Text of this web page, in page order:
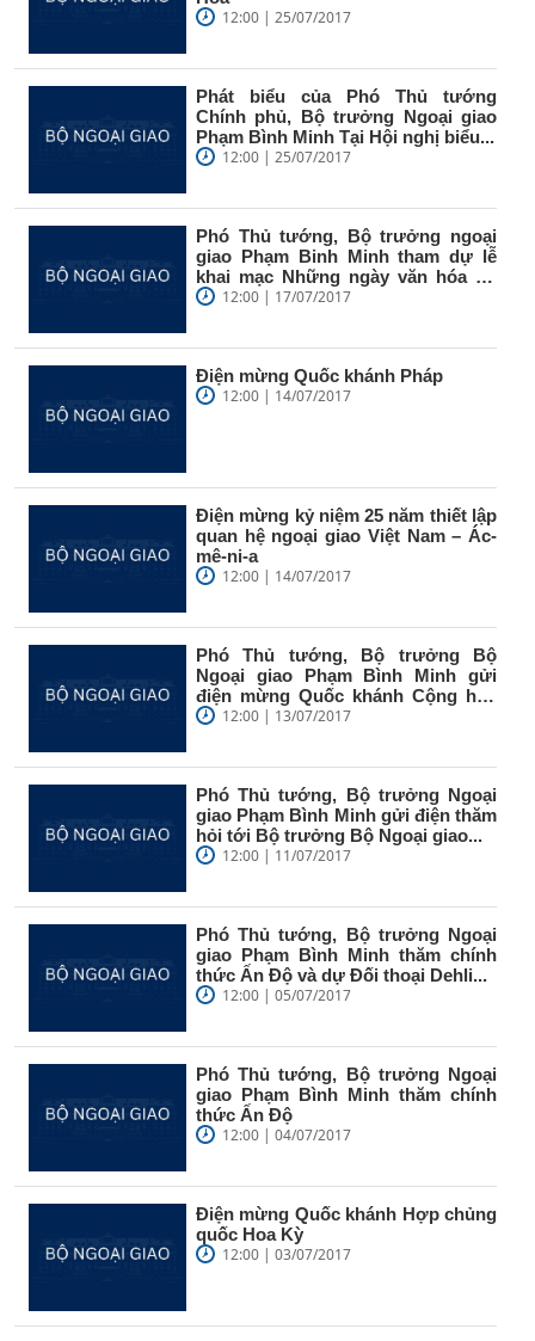
12:00 | 25/07/2017
Phát biểu của Phó Thủ tướng
Chính phủ, Bộ trưởng Ngoại giao
Phạm Bình Minh Tại Hội nghị biểu...
12:00 | 25/07/2017
Phó Thủ tướng, Bộ trưởng ngoại
giao Phạm Binh Minh tham dự lễ
khai mạc Những ngày văn hóa du
lịch...12:00 | 17/07/2017
Điện mừng Quốc khánh Pháp
12:00 | 14/07/2017
Điện mừng kỷ niệm 25 năm thiết lập
quan hệ ngoại giao Việt Nam – Ác-
mê-ni-a
12:00 | 14/07/2017
Phó Thủ tướng, Bộ trưởng Bộ
Ngoại giao Phạm Bình Minh gửi
điện mừng Quốc khánh Cộng hòa
Pháp12:00 | 13/07/2017
Phó Thủ tướng, Bộ trưởng Ngoại
giao Phạm Bình Minh gửi điện thăm
hỏi tới Bộ trưởng Bộ Ngoại giao...
12:00 | 11/07/2017
Phó Thủ tướng, Bộ trưởng Ngoại
giao Phạm Bình Minh thăm chính
thức Ấn Độ và dự Đối thoại Dehli...
12:00 | 05/07/2017
Phó Thủ tướng, Bộ trưởng Ngoại
giao Phạm Bình Minh thăm chính
thức Ấn Độ
12:00 | 04/07/2017
Điện mừng Quốc khánh Hợp chủng
quốc Hoa Kỳ
12:00 | 03/07/2017